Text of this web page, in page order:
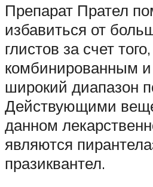
Препарат Прател
избавиться от
глистов за счет
комбинированным
широкий диапазон
Действующими
данном
являются
празиквантел.